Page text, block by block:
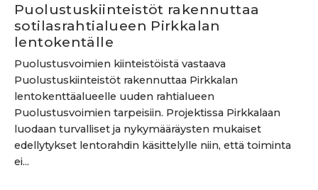
Puolustuskiinteistöt rakennuttaa
sotilasrahtialueen Pirkkalan
lentokentälle
Puolustusvoimien kiinteistöistä vastaava
Puolustuskiinteistöt rakennuttaa Pirkkalan
lentokenttäalueelle uuden rahtialueen
Puolustusvoimien tarpeisiin. Projektissa Pirkkalaan
luodaan turvalliset ja nykymääräysten mukaiset
edellytykset lentorahdin käsittelylle niin, että toiminta
ei...